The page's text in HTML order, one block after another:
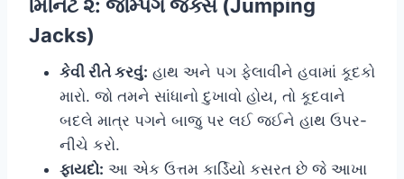
મિનિટ ૨: જમ્પિંગ જેક્સ (Jumping
Jacks)
કેવી રીતે કરવું: હાથ અને પગ ફેલાવીને હવામાં કૂદકો
મારો. જો તમને સાંધાનો દુખાવો હોય, તો કૂદવાને
બદલે માત્ર પગને બાજુ પર લઈ જઈને હાથ ઉપર-
નીચે કરો.
ફાયદો: આ એક ઉત્તમ કાર્ડિયો કસરત છે જે આખા